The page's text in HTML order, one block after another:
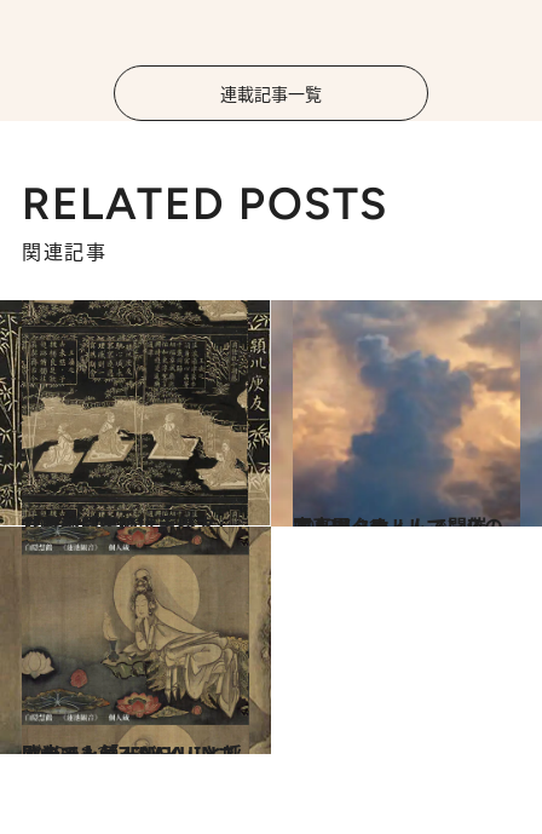
連載記事一覧
RELATED POSTS
関連記事
2013.1.12
「書の最高峰は王羲之」だけど「字の上手い人」じゃない!?
カルチャー 2013.1.11
ストックホルムで開催中！W・ティルマンスの写真展
カルチャー
2012.12.29
欧米でも「ZENGA」と呼ばれて人気！HAKUINさんのメッセージ
カルチャー